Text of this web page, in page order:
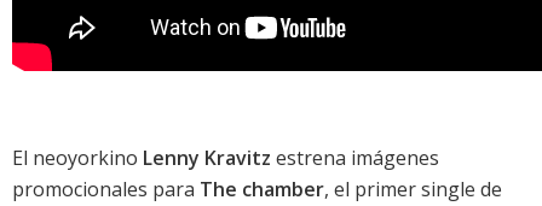
El neoyorkino Lenny Kravitz estrena imágenes
promocionales para The chamber, el primer single de